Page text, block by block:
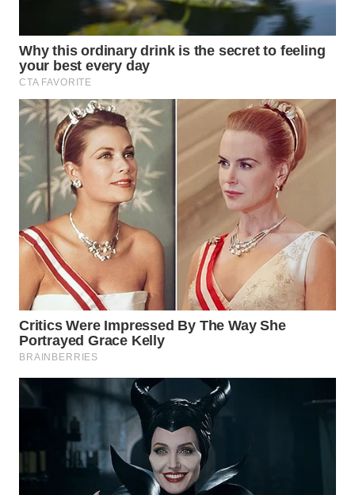
WN
BORNEO
Wahana
Group
WAHANA
NEWS
WAHANA
TANI
WAHANA
ADVOKAT
WAHANA
INFRASTRUKTUR
WAHANA
KONSUMEN
WAHANA